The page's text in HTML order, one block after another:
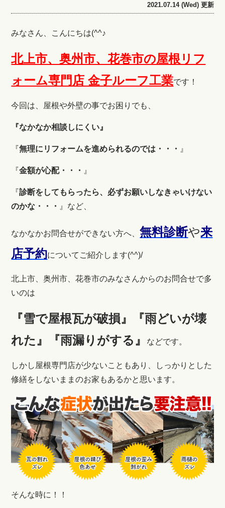
2021.07.14 (Wed) 更新
みなさん、こんにちは(^^♪
北上市、奥州市、花巻市の屋根リフ
ォーム専門店 金子ルーフ工業です！
今回は、屋根や外壁の事でお困りでも、
『なかなか相談しにくい』
『無理にリフォームを進められるのでは・・・ 』
『金額が心配・・・ 』
『診断をしてもらったら、必ずお願いしなきゃいけない
のかな・・・ 』など、
なかなかお問合せができない方へ、無料診断や来
店予約についてご紹介します(^^)/
北上市、奥州市、花巻市のみなさんからのお問合せで多
いのは
『雪で屋根瓦が破損』『雨どいが壊
れた』『雨漏りがする』
などです。
しかし屋根専門店が少ないこともあり、しっかりとした
修繕をしないままのお家もあるかと思います。
そんな時に！！